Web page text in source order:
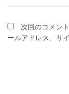
次回のコメン
ールアドレス、サ